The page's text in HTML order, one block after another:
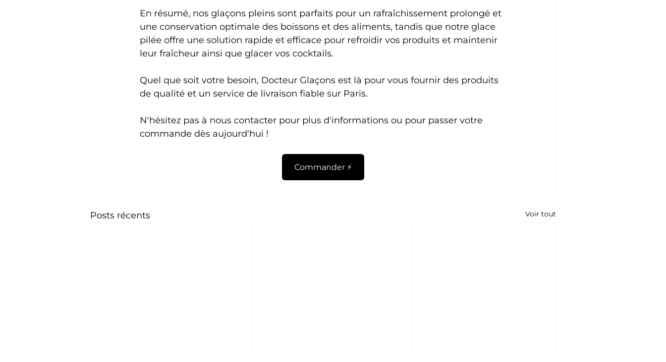
En résumé, nos glaçons pleins sont parfaits pour un rafraîchissement prolongé et
une conservation optimale des boissons et des aliments, tandis que notre glace
pilée offre une solution rapide et efficace pour refroidir vos produits et maintenir
leur fraîcheur ainsi que glacer vos cocktails.
Quel que soit votre besoin, Docteur Glaçons est là pour vous fournir des produits
de qualité et un service de livraison fiable sur Paris.
N'hésitez pas à nous contacter pour plus d'informations ou pour passer votre
commande dès aujourd'hui !
Commander ⚡️
Posts récents Voir tout